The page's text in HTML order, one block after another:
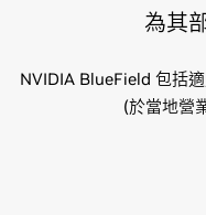
為其
NVIDIA BlueField 包括
(於當地營